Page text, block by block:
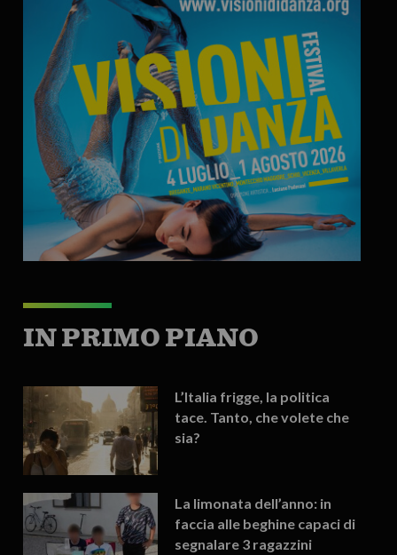
IN PRIMO PIANO
L’Italia frigge, la politica
tace. Tanto, che volete che
sia?
La limonata dell’anno: in
faccia alle beghine capaci di
segnalare 3 ragazzini